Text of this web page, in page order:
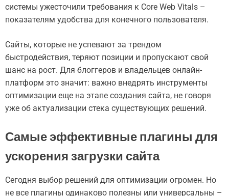
системы ужесточили требования к Core Web Vitals –
показателям удобства для конечного пользователя.
Сайты, которые не успевают за трендом
быстродействия, теряют позиции и пропускают свой
шанс на рост. Для блоггеров и владельцев онлайн-
платформ это значит: важно внедрять инструменты
оптимизации еще на этапе создания сайта, не говоря
уже об актуализации стека существующих решений.
Самые эффективные плагины для
ускорения загрузки сайта
Сегодня выбор решений для оптимизации огромен. Но
не все плагины одинаково полезны или универсальны –